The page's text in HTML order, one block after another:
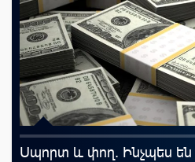
Սպորտ և փող. Ինչպես